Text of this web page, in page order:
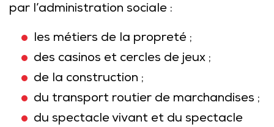
par l’administration sociale :
les métiers de la propreté ;
des casinos et cercles de jeux ;
de la construction ;
du transport routier de marchandises ;
du spectacle vivant et du spectacle